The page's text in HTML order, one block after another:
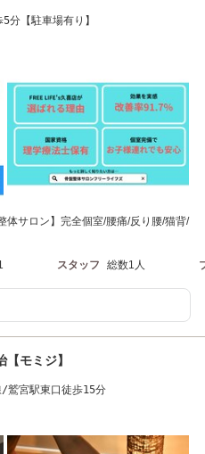
分【駐車場有り】
体サロン】完全個室/腰痛/反り腰/猫背/
スタッフ 総数1人
モミジ】
/鷲宮駅東口徒歩15分